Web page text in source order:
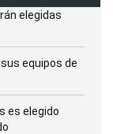
elegidas
equipos de
es elegido